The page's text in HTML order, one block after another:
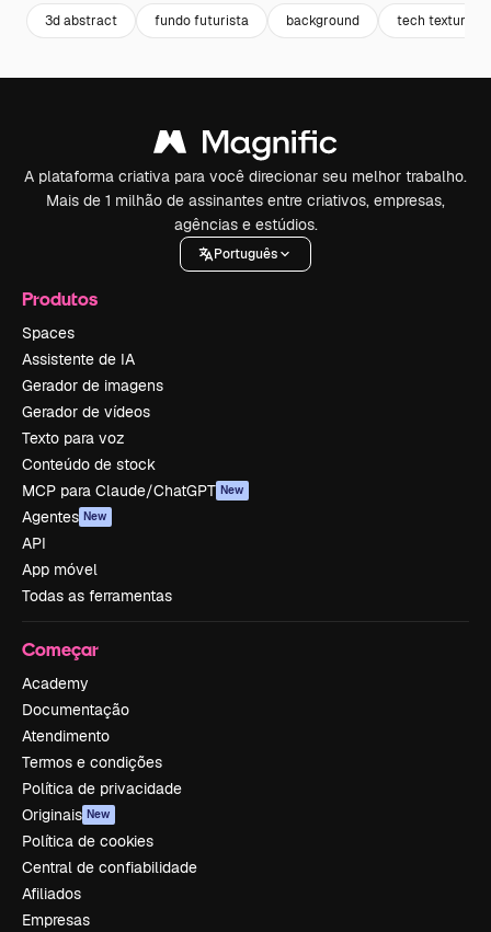
3d abstract fundo futurista background tech texture
A plataforma criativa para você direcionar seu melhor trabalho.
Mais de 1 milhão de assinantes entre criativos, empresas,
agências e estúdios.
Português
Produtos
Spaces
Assistente de IA
Gerador de imagens
Gerador de vídeos
Texto para voz
Conteúdo de stock
MCP para Claude/ChatGPT New
Agentes New
API
App móvel
Todas as ferramentas
Começar
Academy
Documentação
Atendimento
Termos e condições
Política de privacidade
Originais New
Política de cookies
Central de confiabilidade
Afiliados
Empresas